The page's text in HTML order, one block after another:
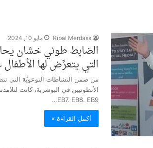
Ribal Merdass مايو 10, 2024
الضابط طوني خشان
التي يتعرَّض لها الأطفال
من ضمن النشاطات التوعويَّة التي
EB7. EB8. EB9…
أكمل القراءة »